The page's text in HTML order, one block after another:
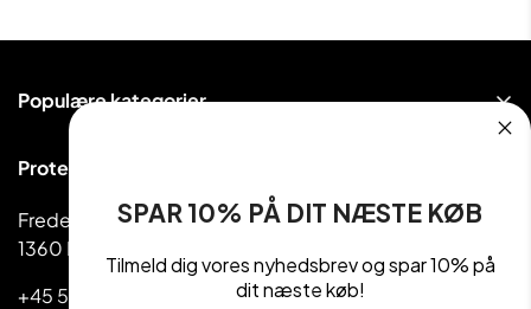
Proteinudsalg ApS
Frederiksborggade 39
1360 København
+45 5810 1080
Populære kategorier
Håndvægte & Vægte
Madvarer
Kettlebell
SPAR 10% PÅ DIT NÆSTE KØB
Tilmeld dig vores nyhedsbrev og spar 10% på
dit næste køb!